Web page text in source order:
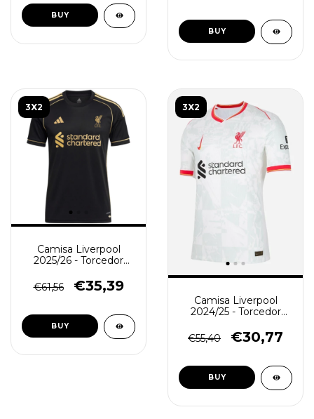
BUY
BUY
3X2
Camisa Liverpool
2025/26 - Torcedor
€61,56
€35,39
BUY
3X2
Camisa Liverpool
2024/25 - Torcedor
€55,40
€30,77
BUY